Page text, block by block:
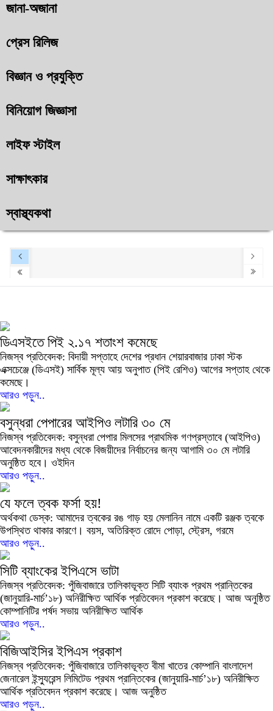
জানা-অজানা
প্রেস রিলিজ
বিজ্ঞান ও প্রযুক্তি
বিনিয়োগ জিজ্ঞাসা
লাইফ স্টাইল
সাক্ষাৎকার
স্বাস্থ্যকথা
ডিএসইতে পিই ২.১৭ শতাংশ কমেছে
নিজস্ব প্রতিবেদক: বিদায়ী সপ্তাহে দেশের প্রধান শেয়ারবাজার ঢাকা স্টক
এক্সচেঞ্জে (ডিএসই) সার্বিক মূল্য আয় অনুপাত (পিই রেশিও) আগের সপ্তাহ থেকে
কমেছে।
আরও পড়ুন..
বসুন্ধরা পেপারের আইপিও লটারি ৩০ মে
নিজস্ব প্রতিবেদক: বসুন্ধরা পেপার মিলসের প্রাথমিক গণপ্রস্তাবে (আইপিও)
আবেদনকারীদের মধ্য থেকে বিজয়ীদের নির্বাচনের জন্য আগামি ৩০ মে লটারি
অনুষ্ঠিত হবে। ওইদিন
আরও পড়ুন..
যে ফলে ত্বক ফর্সা হয়!
অর্থকথা ডেস্ক: আমাদের ত্বকের রঙ গাড় হয় মেলানিন নামে একটি রঞ্জক ত্বকে
উপস্থিত থাকার কারণে। বয়স, অতিরিক্ত রোদে পোড়া, স্ট্রেস, গরমে
আরও পড়ুন..
সিটি ব্যাংকের ইপিএসে ভাটা
নিজস্ব প্রতিবেদক: পুঁজিবাজারে তালিকাভূক্ত সিটি ব্যাংক প্রথম প্রান্তিকের
(জানুয়ারি-মার্চ’১৮) অনিরীক্ষিত আর্থিক প্রতিবেদন প্রকাশ করেছে। আজ অনুষ্ঠিত
কোম্পানিটির পর্ষদ সভায় অনিরীক্ষিত আর্থিক
আরও পড়ুন..
বিজিআইসির ইপিএস প্রকাশ
নিজস্ব প্রতিবেদক: পুঁজিবাজারে তালিকাভূক্ত বীমা খাতের কোম্পানি বাংলাদেশ
জেনারেল ইন্স্যুরেন্স লিমিটেড প্রথম প্রান্তিকের (জানুয়ারি-মার্চ’১৮) অনিরীক্ষিত
আর্থিক প্রতিবেদন প্রকাশ করেছে। আজ অনুষ্ঠিত
আরও পড়ুন..